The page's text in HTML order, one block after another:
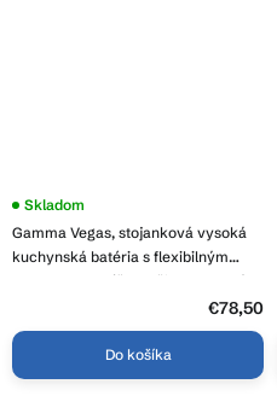
Gamma Vegas, stojanková vysoká
kuchynská batéria s flexibilným
ramenom a spŕškou, čierna matná,
Priemerné
produktu
je
Skladom
€78,50
Do košíka